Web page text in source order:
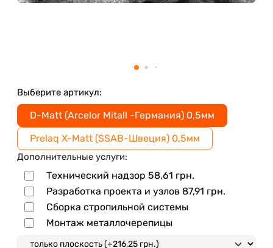
Выберите артикул:
D-Matt (Arcelor Mitall -Германия) 0,5мм
Prelaq X-Matt (SSAB-Швеция) 0,5мм
Дополнительные услуги:
Технический надзор 58,61 грн.
Разработка проекта и узлов 87,91 грн.
Сборка стропильной системы
Монтаж металлочерепицы